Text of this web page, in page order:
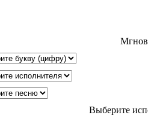
Выберите